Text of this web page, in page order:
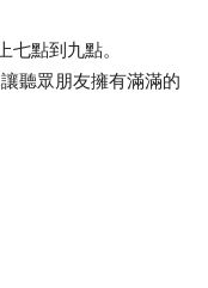
七點到九點。
聽眾朋友擁有滿滿的